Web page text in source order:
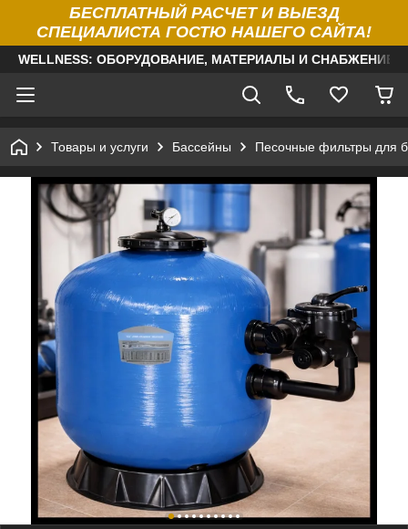
БЕСПЛАТНЫЙ РАСЧЕТ И ВЫЕЗД
СПЕЦИАЛИСТА ГОСТЮ НАШЕГО САЙТА!
WELLNESS: ОБОРУДОВАНИЕ, МАТЕРИАЛЫ И
Товары и услуги Бассейны Песочные фильтры для